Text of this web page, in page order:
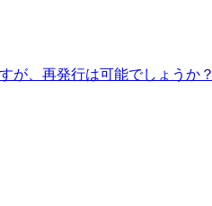
が、再発行は可能でしょうか？